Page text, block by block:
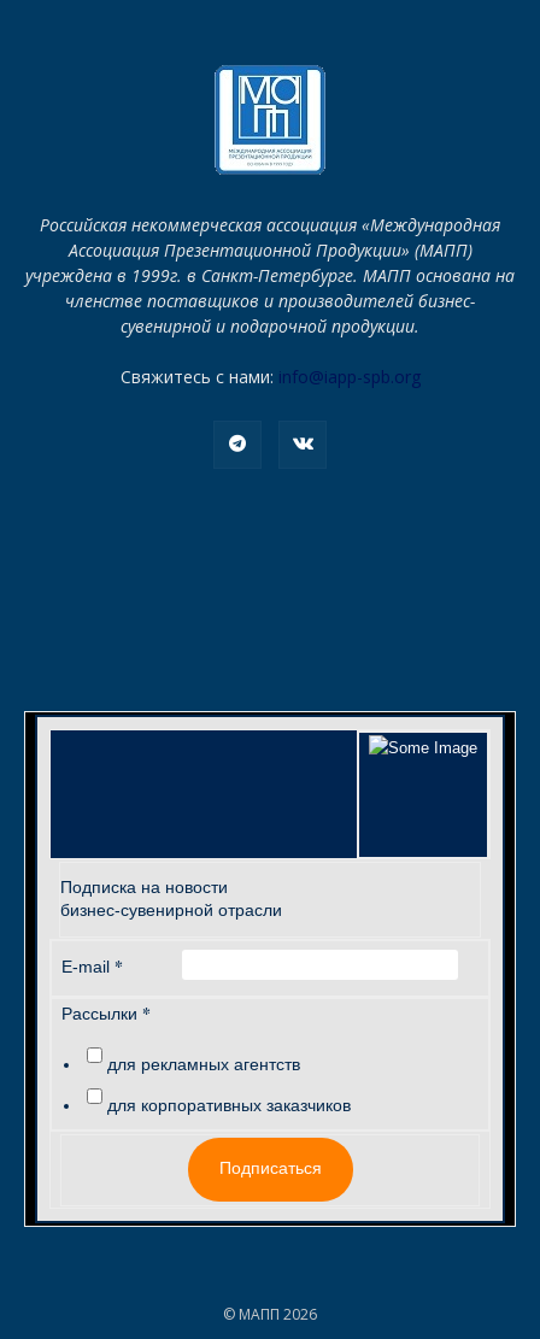
Российская некоммерческая ассоциация «Международная
Ассоциация Презентационной Продукции» (МАПП)
учреждена в 1999г. в Санкт-Петербурге. МАПП основана на
членстве поставщиков и производителей бизнес-
сувенирной и подарочной продукции.
Свяжитесь с нами: info@iapp-spb.org
Подписка на новости
бизнес-сувенирной отрасли
E-mail *
Рассылки *
для рекламных агентств
для корпоративных заказчиков
Подписаться
© МАПП 2026